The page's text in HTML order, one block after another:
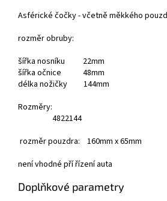
Asférické čočky - včetně měkkého
rozměr obruby:
šířka nosníku 22mm
šířka očnice 48mm
délka nožičky 144mm
Rozměry:
4822144
rozměr pouzdra: 160mm x 65mm
není vhodné pří řízení auta
Doplňkové parametry